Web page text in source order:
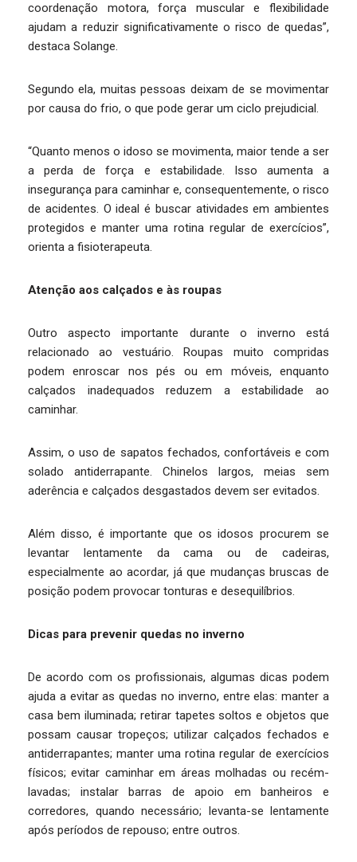
coordenação motora, força muscular e flexibilidade
ajudam a reduzir significativamente o risco de quedas”,
destaca Solange.
Segundo ela, muitas pessoas deixam de se movimentar
por causa do frio, o que pode gerar um ciclo prejudicial.
“Quanto menos o idoso se movimenta, maior tende a ser
a perda de força e estabilidade. Isso aumenta a
insegurança para caminhar e, consequentemente, o risco
de acidentes. O ideal é buscar atividades em ambientes
protegidos e manter uma rotina regular de exercícios”,
orienta a fisioterapeuta.
Atenção aos calçados e às roupas
Outro aspecto importante durante o inverno está
relacionado ao vestuário. Roupas muito compridas
podem enroscar nos pés ou em móveis, enquanto
calçados inadequados reduzem a estabilidade ao
caminhar.
Assim, o uso de sapatos fechados, confortáveis e com
solado antiderrapante. Chinelos largos, meias sem
aderência e calçados desgastados devem ser evitados.
Além disso, é importante que os idosos procurem se
levantar lentamente da cama ou de cadeiras,
especialmente ao acordar, já que mudanças bruscas de
posição podem provocar tonturas e desequilíbrios.
Dicas para prevenir quedas no inverno
De acordo com os profissionais, algumas dicas podem
ajuda a evitar as quedas no inverno, entre elas: manter a
casa bem iluminada; retirar tapetes soltos e objetos que
possam causar tropeços; utilizar calçados fechados e
antiderrapantes; manter uma rotina regular de exercícios
físicos; evitar caminhar em áreas molhadas ou recém-
lavadas; instalar barras de apoio em banheiros e
corredores, quando necessário; levanta-se lentamente
após períodos de repouso; entre outros.